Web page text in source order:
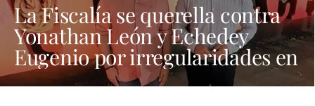
La Fiscalía se querella contra
Yonathan León y Echedey
Eugenio por irregularidades en
las contrataciones de las